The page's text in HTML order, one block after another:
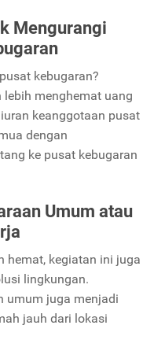
Mengurangi
kebugaran?
menghemat uang
keanggotaan pusat
dengan
ke pusat kebugaran
Umum atau
hemat, kegiatan ini juga
lingkungan.
umum juga menjadi
jauh dari lokasi